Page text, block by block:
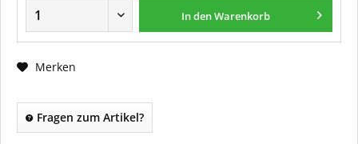
In den Warenkorb
Merken
Fragen zum Artikel?